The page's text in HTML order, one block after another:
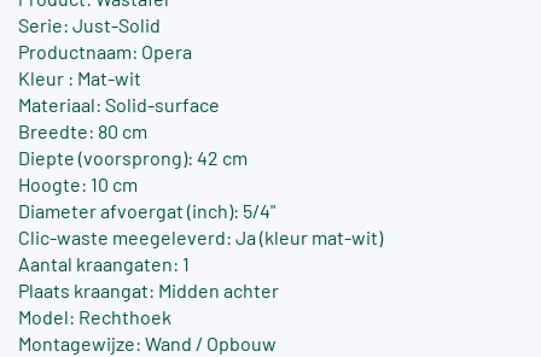
Serie: Just-Solid
Productnaam: Opera
Kleur : Mat-wit
Materiaal: Solid-surface
Breedte: 80 cm
Diepte (voorsprong): 42 cm
Hoogte: 10 cm
Diameter afvoergat (inch): 5/4"
Clic-waste meegeleverd: Ja (kleur mat-wit)
Aantal kraangaten: 1
Plaats kraangat: Midden achter
Model: Rechthoek
Montagewijze: Wand / Opbouw